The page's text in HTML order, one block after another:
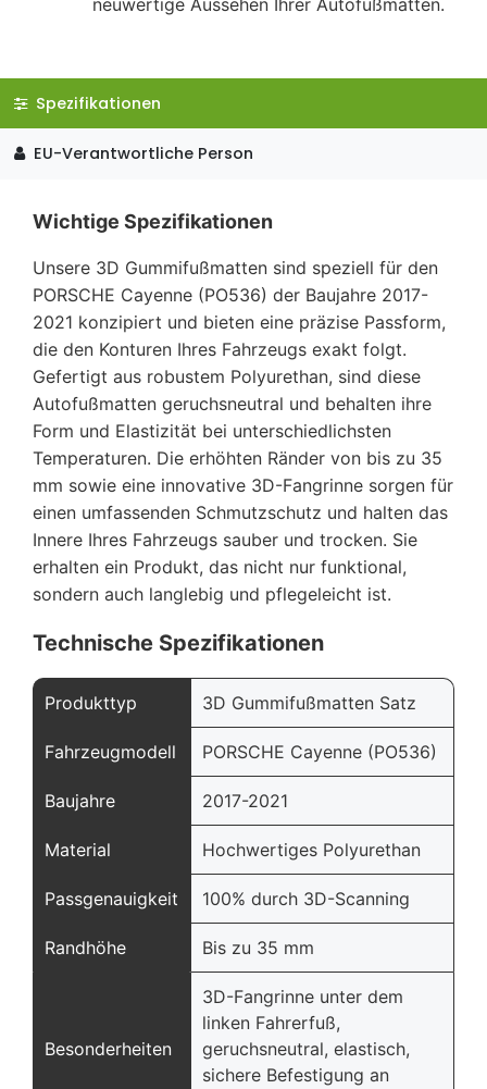
Spezifikationen
EU-Verantwortliche Person
Wichtige Spezifikationen
Unsere 3D Gummifußmatten sind speziell für den
PORSCHE Cayenne (PO536) der Baujahre 2017-
2021 konzipiert und bieten eine präzise Passform,
die den Konturen Ihres Fahrzeugs exakt folgt.
Gefertigt aus robustem Polyurethan, sind diese
Autofußmatten geruchsneutral und behalten ihre
Form und Elastizität bei unterschiedlichsten
Temperaturen. Die erhöhten Ränder von bis zu 35
mm sowie eine innovative 3D-Fangrinne sorgen für
einen umfassenden Schmutzschutz und halten das
Innere Ihres Fahrzeugs sauber und trocken. Sie
erhalten ein Produkt, das nicht nur funktional,
sondern auch langlebig und pflegeleicht ist.
Technische Spezifikationen
Produkttyp 3D Gummifußmatten Satz
Fahrzeugmodell PORSCHE Cayenne (PO536)
Baujahre 2017-2021
Material Hochwertiges Polyurethan
Passgenauigkeit 100% durch 3D-Scanning
Randhöhe Bis zu 35 mm
Besonderheiten
3D-Fangrinne unter dem
linken Fahrerfuß,
geruchsneutral, elastisch,
sichere Befestigung an